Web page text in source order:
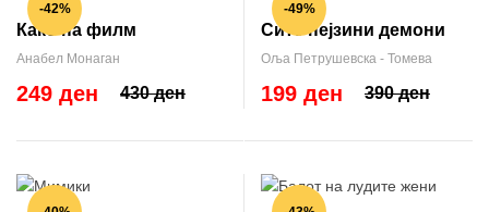
-42%
Како на филм
Анабел Монаган
430 ден
249 ден
-49%
Сите нејзини демони
Оља Петрушевска - Томева
390 ден
199 ден